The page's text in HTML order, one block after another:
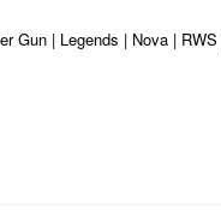
| Legends | Nova | RWS